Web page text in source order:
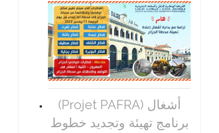
(Projet PAFRA) أشغال
برنامج تهيئة وتجديد خطوط